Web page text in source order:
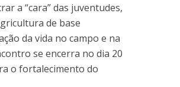
a “cara” das juventudes,
de base
da vida no campo e na
se encerra no dia 20
o fortalecimento do